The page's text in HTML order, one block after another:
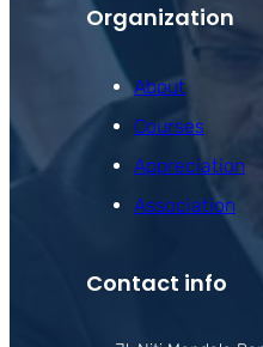
Organization
About
Courses
Appreciation
Association
Contact info